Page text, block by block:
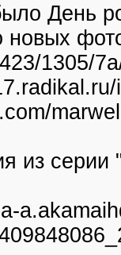
День
новых
1305/
из серии